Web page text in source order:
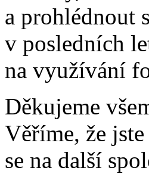
a prohlédnout
v posledních
na využívání
Děkujeme
Věříme, že
se na další